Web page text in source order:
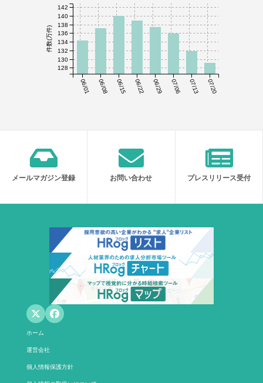
06/01 06/08 06/15 06/22 06/29 07/06 07/13 07/20
件数(万件)
128
130
132
134
136
138
140
142
メールマガジン登録 お問い合わせ プレスリリース受付
ホーム
運営会社
個人情報保護方針